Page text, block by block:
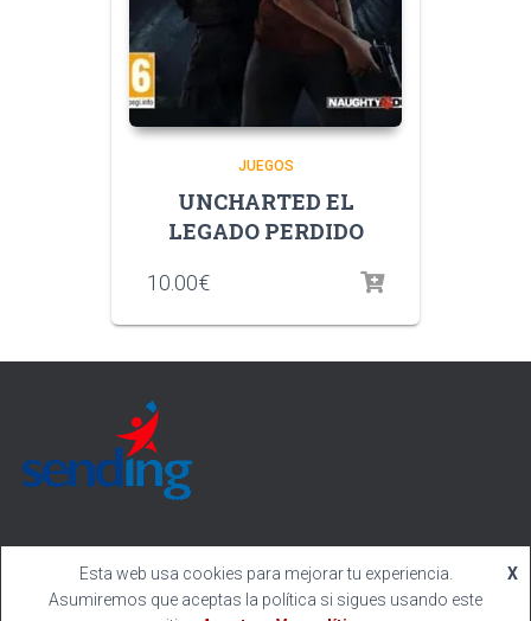
JUEGOS
UNCHARTED EL
LEGADO PERDIDO
10.00€
Hestia | Desarrollado por ThemeIsle
Esta web usa cookies para mejorar tu experiencia.
Asumiremos que aceptas la política si sigues usando este
X